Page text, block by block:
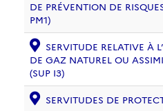
DE PRÉVENTION DE
PM1)
SERVITUDE RELATIVE À
DE GAZ NATUREL OU
(SUP I3)
SERVITUDES DE